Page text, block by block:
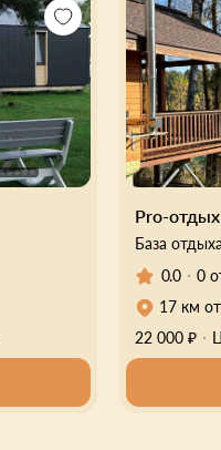
Pro-отдых
База отдыха
0.0
0
17 км
22 000 ₽